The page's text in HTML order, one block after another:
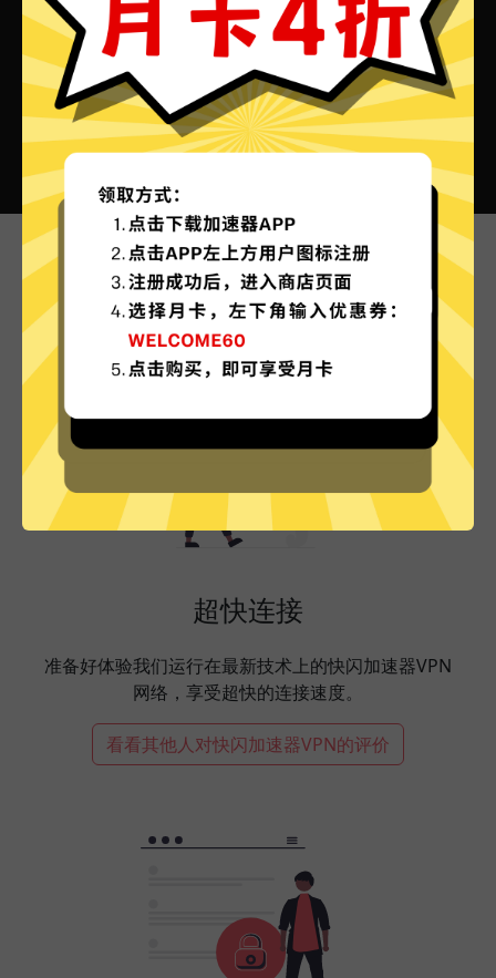
快闪加速器VPN的特色
超快连接
准备好体验我们运行在最新技术上的快闪加速器VPN
网络，享受超快的连接速度。
看看其他人对快闪加速器VPN的评价